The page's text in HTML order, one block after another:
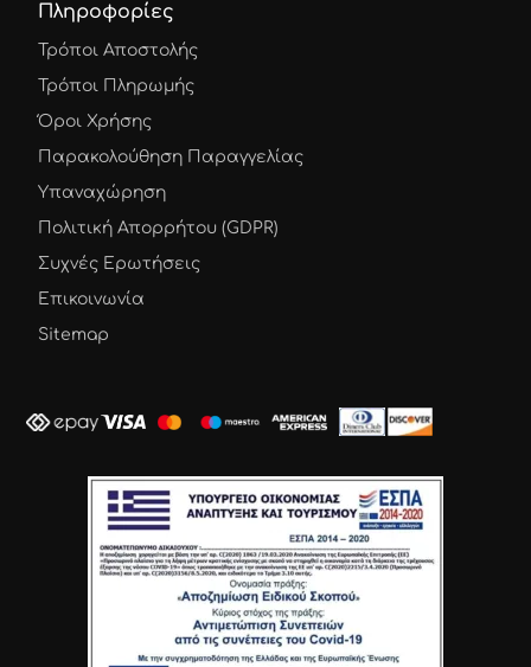
Πληροφορίες
Τρόποι Αποστολής
Τρόποι Πληρωμής
Όροι Χρήσης
Παρακολούθηση Παραγγελίας
Υπαναχώρηση
Πολιτική Απορρήτου (GDPR)
Συχνές Ερωτήσεις
Επικοινωνία
Sitemap